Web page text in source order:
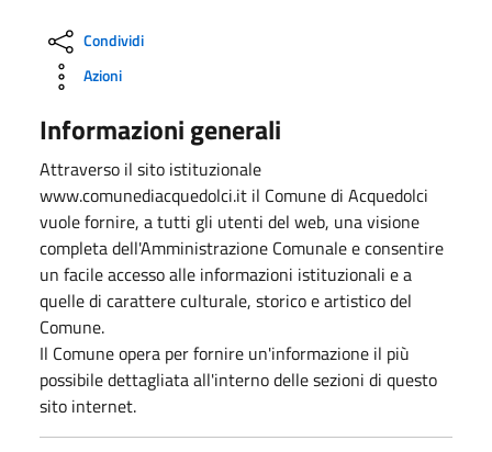
Condividi
Azioni
Informazioni generali
Attraverso il sito istituzionale
www.comunediacquedolci.it il Comune di Acquedolci
vuole fornire, a tutti gli utenti del web, una visione
completa dell'Amministrazione Comunale e consentire
un facile accesso alle informazioni istituzionali e a
quelle di carattere culturale, storico e artistico del
Comune.
Il Comune opera per fornire un'informazione il più
possibile dettagliata all'interno delle sezioni di questo
sito internet.